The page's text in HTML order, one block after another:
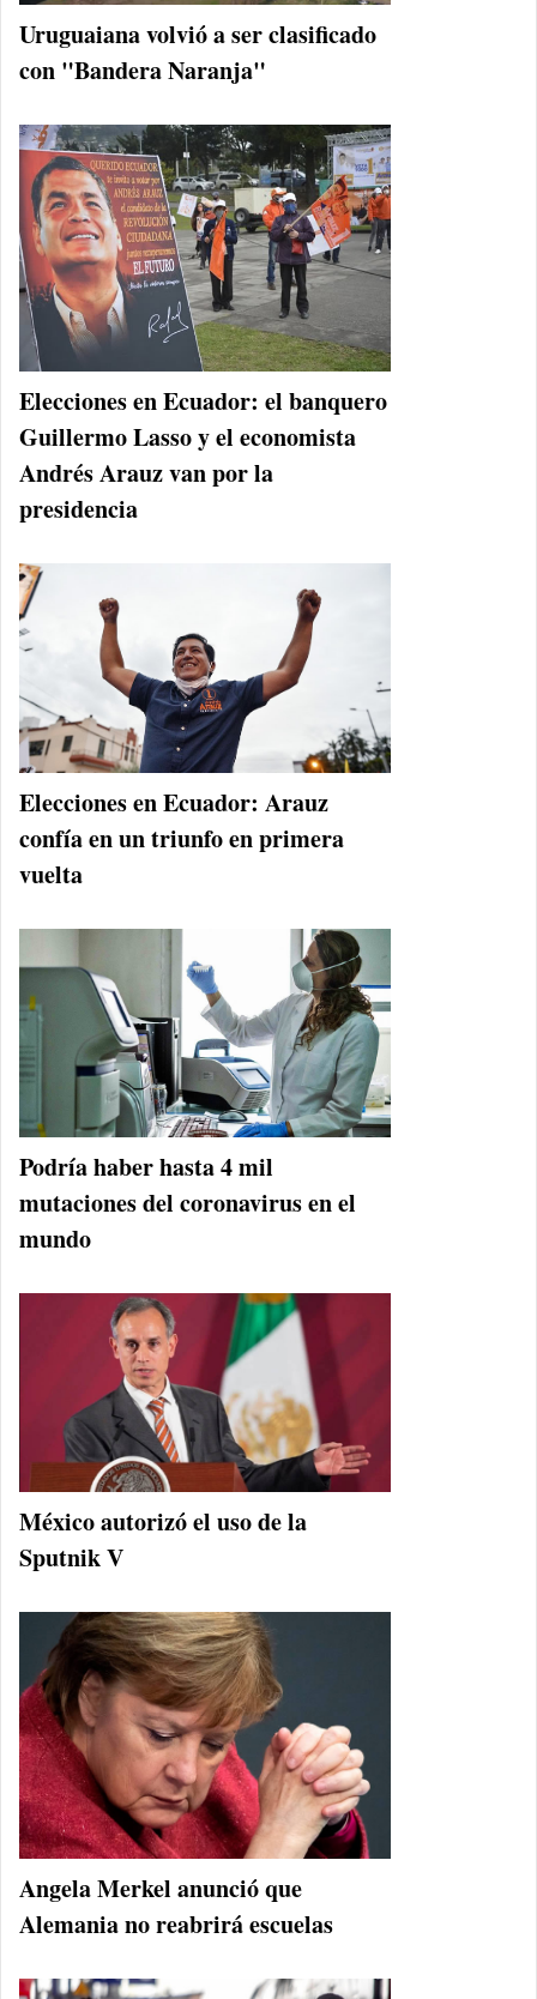
Uruguaiana volvió a ser clasificado
con "Bandera Naranja"
Elecciones en Ecuador: el banquero
Guillermo Lasso y el economista
Andrés Arauz van por la
presidencia
Elecciones en Ecuador: Arauz
confía en un triunfo en primera
vuelta
Podría haber hasta 4 mil
mutaciones del coronavirus en el
mundo
México autorizó el uso de la
Sputnik V
Angela Merkel anunció que
Alemania no reabrirá escuelas